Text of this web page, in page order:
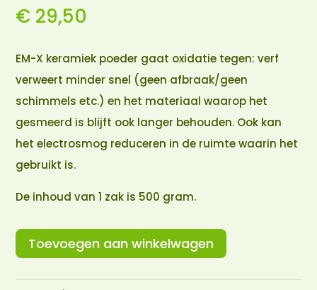
€ 29,50
EM-X keramiek poeder gaat oxidatie tegen: verf
verweert minder snel (geen afbraak/geen
schimmels etc.) en het materiaal waarop het
gesmeerd is blijft ook langer behouden. Ook kan
het electrosmog reduceren in de ruimte waarin het
gebruikt is.
De inhoud van 1 zak is 500 gram.
Toevoegen aan winkelwagen